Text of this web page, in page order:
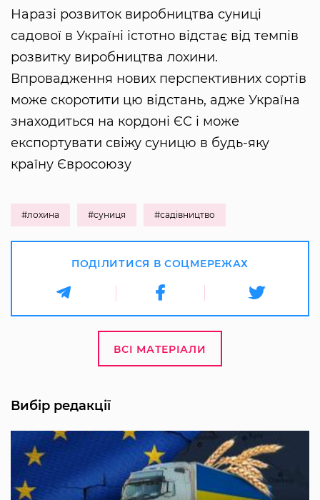
Наразі розвиток виробництва суниці
садової в Україні істотно відстає від темпів
розвитку виробництва лохини.
Впровадження нових перспективних сортів
може скоротити цю відстань, адже Україна
знаходиться на кордоні ЄС і може
експортувати свіжу суницю в будь-яку
країну Євросоюзу
#лохина #суниця #садівництво
ПОДІЛИТИСЯ В СОЦМЕРЕЖАХ
ВСІ МАТЕРІАЛИ
Вибір редакції